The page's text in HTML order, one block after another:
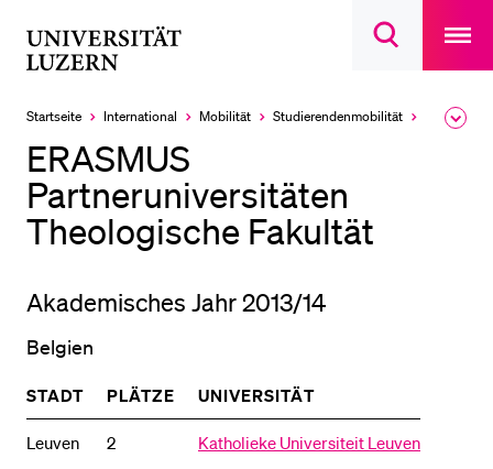
Suchdialog
main
Startseite International Mobilität Studierendenmobilität
ERASMUS
Partneruniversitäten
Theologische Fakultät
Akademisches Jahr 2013/14
Belgien
STADT PLÄTZE UNIVERSITÄT
Leuven 2 Katholieke Universiteit Leuven
LETZTE SUCHEN
DIE UNI FÜR…
Schulklassen und Lehrpersonen
Studien­interessierte
Forschende
Mitarbeitende
Stellensuchende
Förderer